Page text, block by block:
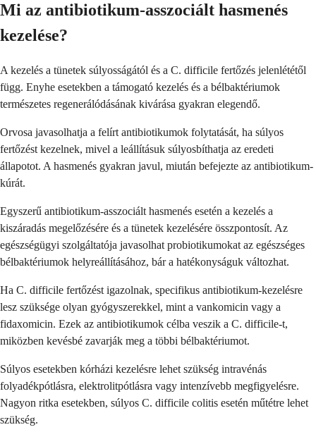
Mi az antibiotikum-asszociált hasmenés
kezelése?
A kezelés a tünetek súlyosságától és a C. difficile fertőzés jelenlététől
függ. Enyhe esetekben a támogató kezelés és a bélbaktériumok
természetes regenerálódásának kivárása gyakran elegendő.
Orvosa javasolhatja a felírt antibiotikumok folytatását, ha súlyos
fertőzést kezelnek, mivel a leállításuk súlyosbíthatja az eredeti
állapotot. A hasmenés gyakran javul, miután befejezte az antibiotikum-
kúrát.
Egyszerű antibiotikum-asszociált hasmenés esetén a kezelés a
kiszáradás megelőzésére és a tünetek kezelésére összpontosít. Az
egészségügyi szolgáltatója javasolhat probiotikumokat az egészséges
bélbaktériumok helyreállításához, bár a hatékonyságuk változhat.
Ha C. difficile fertőzést igazolnak, specifikus antibiotikum-kezelésre
lesz szüksége olyan gyógyszerekkel, mint a vankomicin vagy a
fidaxomicin. Ezek az antibiotikumok célba veszik a C. difficile-t,
miközben kevésbé zavarják meg a többi bélbaktériumot.
Súlyos esetekben kórházi kezelésre lehet szükség intravénás
folyadékpótlásra, elektrolitpótlásra vagy intenzívebb megfigyelésre.
Nagyon ritka esetekben, súlyos C. difficile colitis esetén műtétre lehet
szükség.